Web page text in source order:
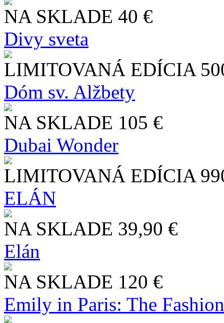
NA SKLADE 40 €
Divy sveta
LIMITOVANÁ EDÍCIA
Dóm sv. Alžbety
NA SKLADE 105 €
Dubai Wonder
LIMITOVANÁ EDÍCIA
ELÁN
NA SKLADE 39,90 €
Elán
NA SKLADE 120 €
Emily in Paris: The